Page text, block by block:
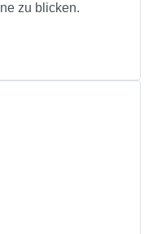
zu blicken.